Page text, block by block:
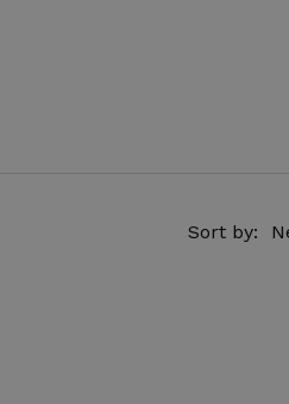
Sort by: